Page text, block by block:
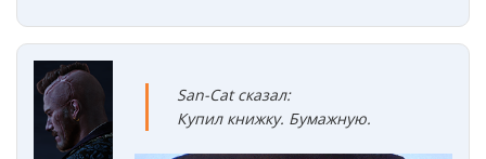
San-Cat сказал:
Купил книжку. Бумажную.